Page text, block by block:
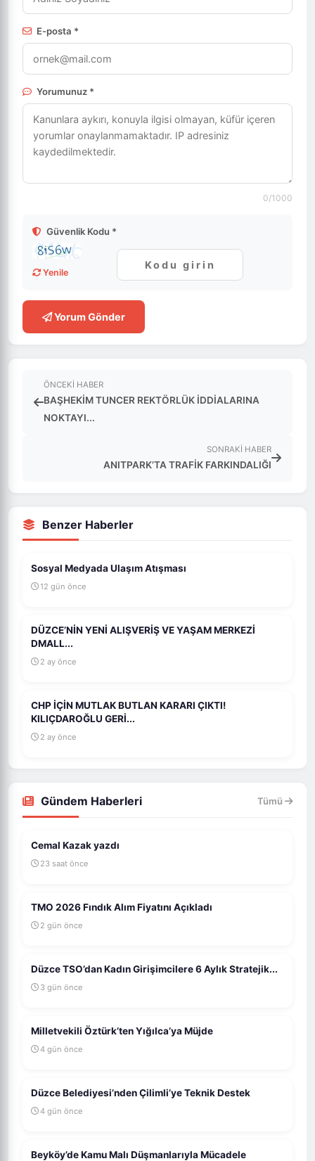
E-posta *
Yorumunuz *
0/1000
Güvenlik Kodu *
Yenile
Yorum Gönder
ÖNCEKI HABER
BAŞHEKİM TUNCER REKTÖRLÜK İDDİALARINA
NOKTAYI...
SONRAKI HABER
ANITPARK’TA TRAFİK FARKINDALIĞI
Benzer Haberler
Sosyal Medyada Ulaşım Atışması
12 gün önce
DÜZCE’NİN YENİ ALIŞVERİŞ VE YAŞAM MERKEZİ
DMALL...
2 ay önce
CHP İÇİN MUTLAK BUTLAN KARARI ÇIKTI!
KILIÇDAROĞLU GERİ...
2 ay önce
Gündem Haberleri Tümü
Cemal Kazak yazdı
23 saat önce
TMO 2026 Fındık Alım Fiyatını Açıkladı
2 gün önce
Düzce TSO’dan Kadın Girişimcilere 6 Aylık Stratejik...
3 gün önce
Milletvekili Öztürk’ten Yığılca’ya Müjde
4 gün önce
Düzce Belediyesi’nden Çilimli’ye Teknik Destek
4 gün önce
Beyköy’de Kamu Malı Düşmanlarıyla Mücadele